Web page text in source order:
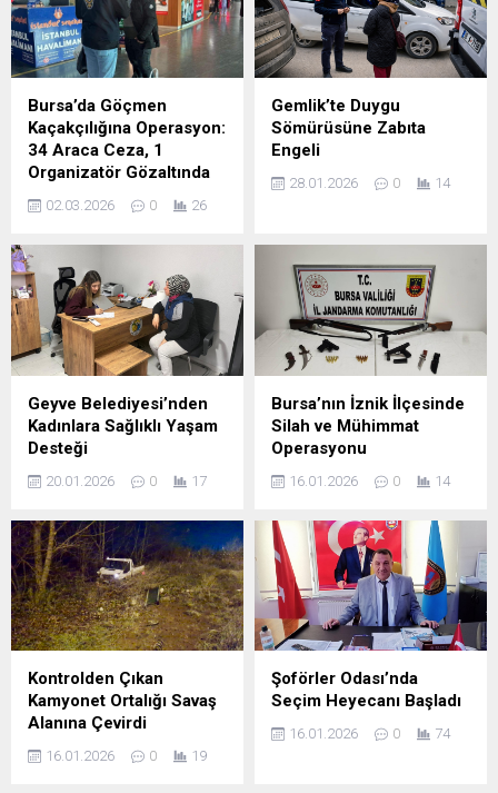
Bursa’da Göçmen
Kaçakçılığına Operasyon:
34 Araca Ceza, 1
Organizatör Gözaltında
02.03.2026 0 26
Gemlik’te Duygu
Sömürüsüne Zabıta
Engeli
28.01.2026 0 14
Geyve Belediyesi’nden
Kadınlara Sağlıklı Yaşam
Desteği
20.01.2026 0 17
Bursa’nın İznik İlçesinde
Silah ve Mühimmat
Operasyonu
16.01.2026 0 14
Kontrolden Çıkan
Kamyonet Ortalığı Savaş
Alanına Çevirdi
16.01.2026 0 19
Şoförler Odası’nda
Seçim Heyecanı Başladı
16.01.2026 0 74